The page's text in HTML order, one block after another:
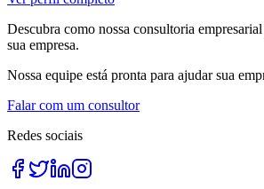
Descubra como nossa consultoria
sua empresa.
Nossa equipe está pronta para ajudar sua
Falar com um consultor
Redes sociais